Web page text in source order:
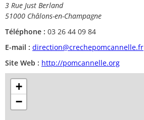
3 Rue Just Berland
51000 Châlons-en-Champagne
Téléphone : 03 26 44 09 84
E-mail : direction@crechepomcannelle.fr
Site Web : http://pomcannelle.org
+
−